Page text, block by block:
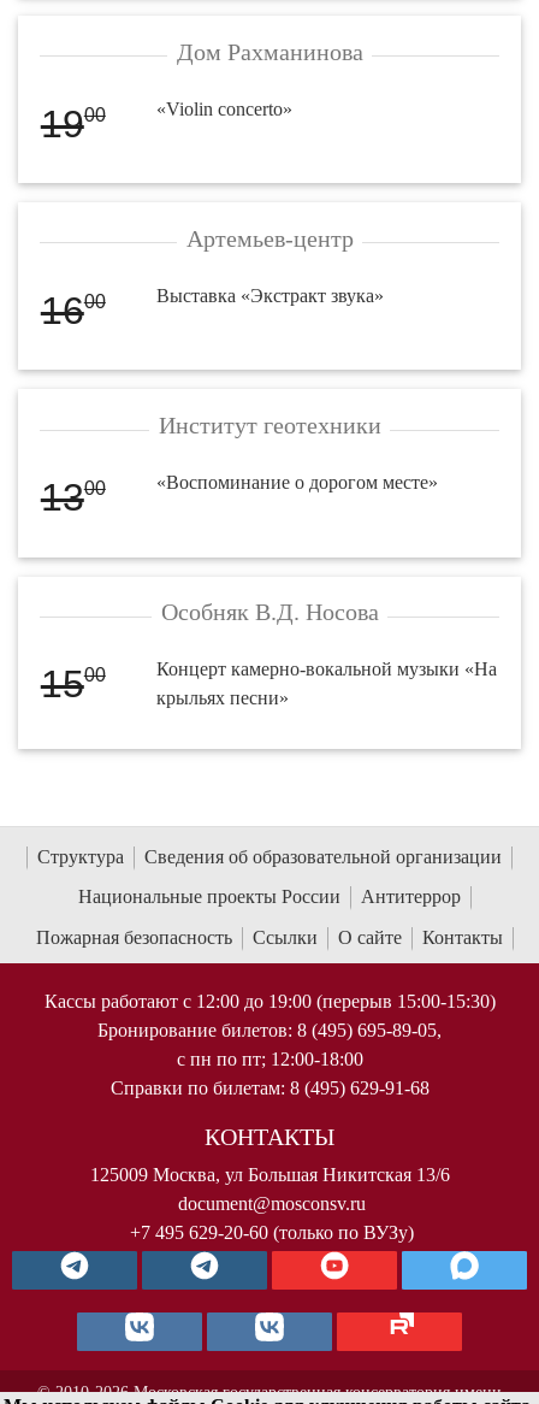
Дом Рахманинова
1900 «Violin concerto»
Артемьев-центр
1600 Выставка «Экстракт звука»
Институт геотехники
1300 «Воспоминание о дорогом месте»
Особняк В.Д. Носова
1500
Концерт камерно-вокальной музыки «На
крыльях песни»
Структура
Сведения об образовательной организации
Национальные проекты России
Антитеррор
Пожарная безопасность
Ссылки О сайте Контакты
Кассы работают с 12:00 до 19:00 (перерыв 15:00-15:30)
Бронирование билетов: 8 (495) 695-89-05,
с пн по пт; 12:00-18:00
Справки по билетам: 8 (495) 629-91-68
КОНТАКТЫ
125009 Москва, ул Большая Никитская 13/6
document@mosconsv.ru
+7 495 629-20-60 (только по ВУЗу)
© 2010-2026 Московская государственная консерватория имени